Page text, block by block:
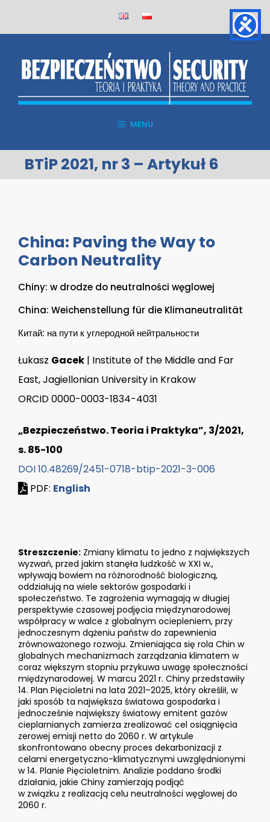
MENU
BTiP 2021, nr 3 – Artykuł 6
China: Paving the Way to
Carbon Neutrality
Chiny: w drodze do neutralności węglowej
China: Weichenstellung für die Klimaneutralität
Китай: на пути к углеродной нейтральности
Łukasz Gacek | Institute of the Middle and Far
East, Jagiellonian University in Krakow
ORCID 0000-0003-1834-4031
„Bezpieczeństwo. Teoria i Praktyka”, 3/2021,
s. 85-100
DOI 10.48269/2451-0718-btip-2021-3-006
PDF: English
Streszczenie: Zmiany klimatu to jedno z największych
wyzwań, przed jakim stanęła ludzkość w XXI w.,
wpływają bowiem na różnorodność biologiczną,
oddziałują na wiele sektorów gospodarki i
społeczeństwo. Te zagrożenia wymagają w długiej
perspektywie czasowej podjęcia międzynarodowej
współpracy w walce z globalnym ociepleniem, przy
jednoczesnym dążeniu państw do zapewnienia
zrównoważonego rozwoju. Zmieniająca się rola Chin w
globalnych mechanizmach zarządzania klimatem w
coraz większym stopniu przykuwa uwagę społeczności
międzynarodowej. W marcu 2021 r. Chiny przedstawiły
14. Plan Pięcioletni na lata 2021–2025, który określił, w
jaki sposób ta największa światowa gospodarka i
jednocześnie największy światowy emitent gazów
cieplarnianych zamierza zrealizować cel osiągnięcia
zerowej emisji netto do 2060 r. W artykule
skonfrontowano obecny proces dekarbonizacji z
celami energetyczno-klimatycznymi uwzględnionymi
w 14. Planie Pięcioletnim. Analizie poddano środki
działania, jakie Chiny zamierzają podjąć
w związku z realizacją celu neutralności węglowej do
2060 r.